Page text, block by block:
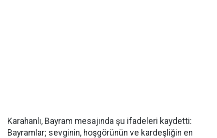
Karahanlı, Bayram mesajında şu ifadeleri kaydetti:
Bayramlar; sevginin, hoşgörünün ve kardeşliğin en